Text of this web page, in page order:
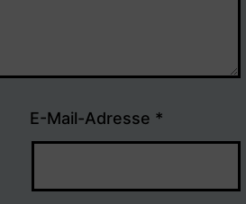
E-Mail-Adresse *